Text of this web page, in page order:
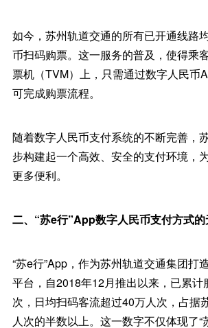
如今，苏州轨道交通的所有已开通线路
币扫码购票。这一服务的普及，使得乘
票机（TVM）上，只需通过数字人民币
可完成购票流程。
随着数字人民币支付系统的不断完善，
步构建起一个高效、安全的支付环境，
更多便利。
二、“苏e行”App数字人民币支付方式
“苏e行”App，作为苏州轨道交通集团打
平台，自2018年12月推出以来，已累计
次，日均扫码客流超过40万人次，占据
人次的半数以上。这一数字不仅体现了“